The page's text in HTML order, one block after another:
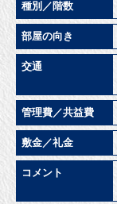
種別／階数
部屋の向き
交通
管理費／共益費
敷金／礼金
コメント